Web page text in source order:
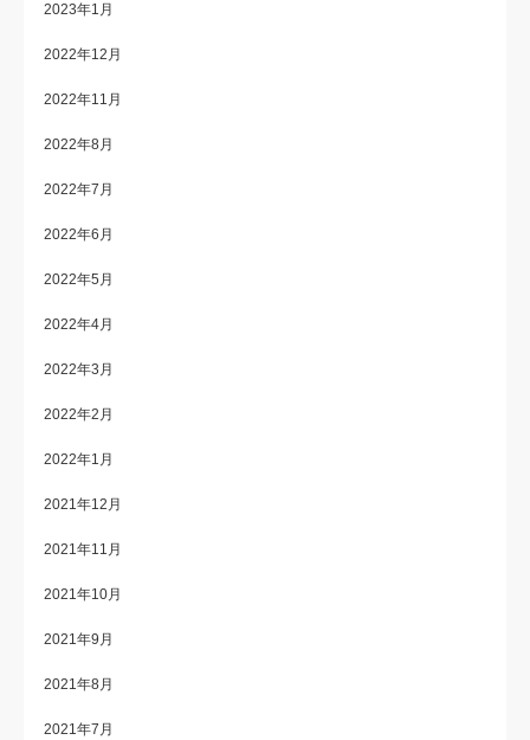
2023年1月
2022年12月
2022年11月
2022年8月
2022年7月
2022年6月
2022年5月
2022年4月
2022年3月
2022年2月
2022年1月
2021年12月
2021年11月
2021年10月
2021年9月
2021年8月
2021年7月